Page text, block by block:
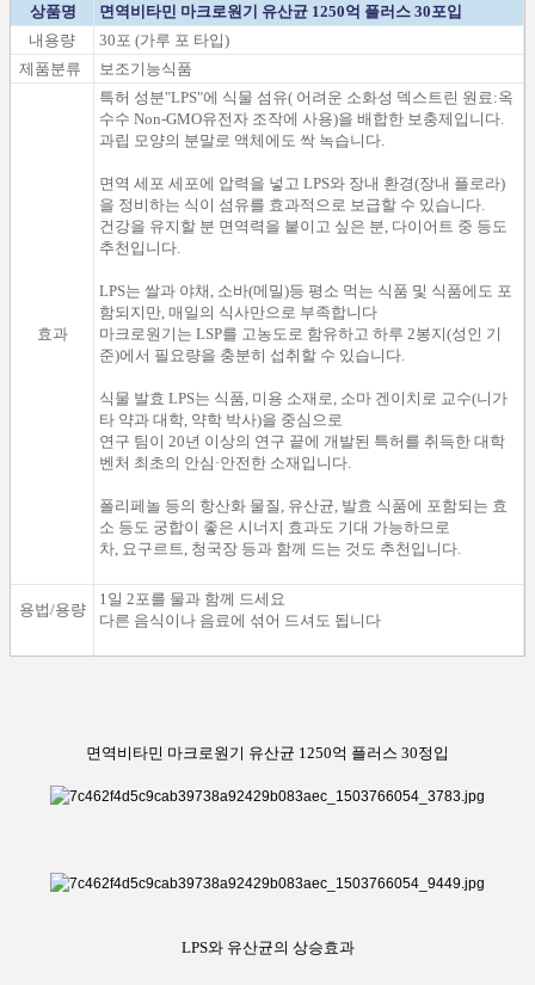
상품명
면역비타민 마크로원기 유산균 1250억 플러스 30포입
내용량
30포 (가루 포 타입)
제품분류
보조기능식품
효과
특허 성분"LPS"에 식물 섬유( 어려운 소화성 덱스트린 원료 :옥
수수 Non-GMO유전자 조작에 사용)을 배합한 보충제 입니다
과립 모양의 분말로 액체에도 싹 녹습니다.
면역 세포 세포에 압력을 넣 고 LPS와 장내 환경(장내 플로라)
을 정비하는 식이 섬유를 효과적으로 보급할 수 있습니다
건강을 유지할 분 면역력을 붙이 고 싶은 분, 다이어트 중 등 도
추천입니다.
LPS는 쌀과 야채 소바(메밀)등 평소 먹는 식품 및 식품에도 포
함되 지만 , 매일의 식사만으로 부족합니다
마크로원기 는 LSP를 고농도로 함유하고 하루 2봉지(성인 기
준)에서 필요량을 충분히 섭취할 수 있습니다.
식물 발효 LPS는 식품 , 미용 소재로 소마 겐이치로 교수(니가
타 약과 대학 , 약학 박사)을 중심으로
연구 팀이 20년 이상의 연구 끝에 개발된 특허를 취득한 대학
벤처 최초의 안심·안전한 소재입니다.
폴리페놀 등의 항산화 물질 , 유산균, 발효 식품에 포함되는 효
소 등 도 궁합이 좋은 시너지 효과도 기대 가능하므로
차 , 요구르트, 청국장 등과 함께 드 는 것 도 추천입니다.
용법/용량
1일 2포를 물과 함께 드세요
다른 음식이나 음료에 섞어 드셔도 됩니다
면역비타민 마크로원기 유산균 1250억 플러스 30정입
LPS와 유산균의 상승효과